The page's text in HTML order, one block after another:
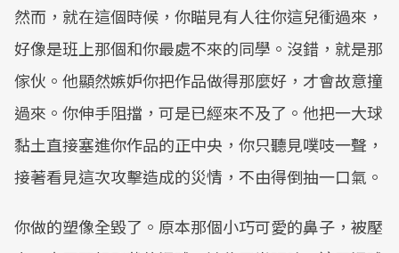
然而，就在這個時候，你瞄見有人往你這兒衝過來，
好像是班上那個和你最處不來的同學。沒錯，就是那
傢伙。他顯然嫉妒你把作品做得那麼好，才會故意撞
過來。你伸手阻擋，可是已經來不及了。他把一大球
黏土直接塞進你作品的正中央，你只聽見噗吱一聲，
接著看見這次攻擊造成的災情，不由得倒抽一口氣。
你做的塑像全毀了。原本那個小巧可愛的鼻子，被壓